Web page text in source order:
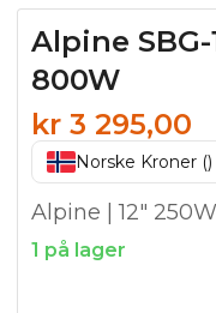
Alpine
800W
kr 3 295,00
Norske Kroner
Alpine | 12″
1 på lager